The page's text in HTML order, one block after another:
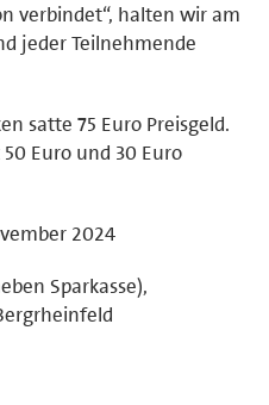
verbindet“, halten wir am
jeder Teilnehmende
satte 75 Euro Preisgeld.
Euro und 30 Euro
2024
Sparkasse),